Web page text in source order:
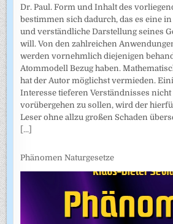
Dr. Paul. Form und Inhalt des
bestimmen sich dadurch, das es eine
und verständliche Darstellung seines
will. Von den zahlreichen
werden vornehmlich diejenigen
Atommodell Bezug haben.
hat der Autor möglichst vermieden.
Interesse tieferen Verständnisses nicht
vorübergehen zu sollen, wird der
Leser ohne allzu großen Schaden
[...]
Phänomen Naturgesetze